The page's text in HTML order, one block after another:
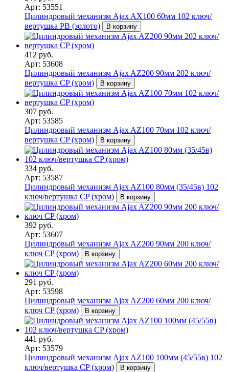
Арт: 53551
Цилиндровый механизм Ajax AX100 60мм 102 ключ/
вертушка PB (золото)
В корзину
412 руб.
Арт: 53608
Цилиндровый механизм Ajax AZ200 90мм 202 ключ/
вертушка CP (хром)
В корзину
307 руб.
Арт: 53585
Цилиндровый механизм Ajax AZ100 70мм 102 ключ/
вертушка CP (хром)
В корзину
334 руб.
Арт: 53587
Цилиндровый механизм Ajax AZ100 80мм (35/45в) 102
ключ/вертушка CP (хром)
В корзину
392 руб.
Арт: 53607
Цилиндровый механизм Ajax AZ200 90мм 200 ключ/
ключ CP (хром)
В корзину
291 руб.
Арт: 53598
Цилиндровый механизм Ajax AZ200 60мм 200 ключ/
ключ CP (хром)
В корзину
441 руб.
Арт: 53579
Цилиндровый механизм Ajax AZ100 100мм (45/55в) 102
ключ/вертушка CP (хром)
В корзину